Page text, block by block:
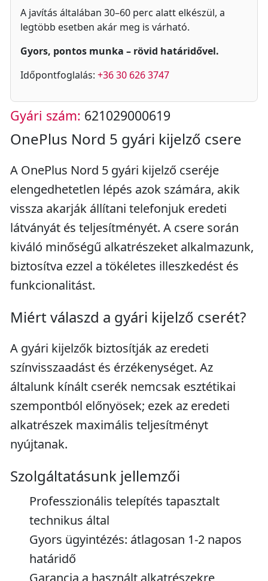
A javítás általában 30–60 perc alatt elkészül, a
legtöbb esetben akár meg is várható.
Gyors, pontos munka – rövid határidővel.
Időpontfoglalás: +36 30 626 3747
Gyári szám: 621029000619
OnePlus Nord 5 gyári kijelző csere
A OnePlus Nord 5 gyári kijelző cseréje
elengedhetetlen lépés azok számára, akik
vissza akarják állítani telefonjuk eredeti
látványát és teljesítményét. A csere során
kiváló minőségű alkatrészeket alkalmazunk,
biztosítva ezzel a tökéletes illeszkedést és
funkcionalitást.
Miért válaszd a gyári kijelző cserét?
A gyári kijelzők biztosítják az eredeti
színvisszaadást és érzékenységet. Az
általunk kínált cserék nemcsak esztétikai
szempontból előnyösek; ezek az eredeti
alkatrészek maximális teljesítményt
nyújtanak.
Szolgáltatásunk jellemzői
Professzionális telepítés tapasztalt
technikus által
Gyors ügyintézés: átlagosan 1-2 napos
határidő
Garancia a használt alkatrészekre